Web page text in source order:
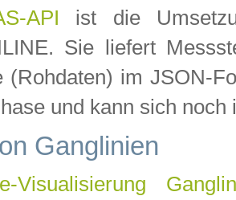
API ist die
Sie liefert
(Rohdaten) im JSON-
und kann sich noch
Ganglinien
Visualisierung